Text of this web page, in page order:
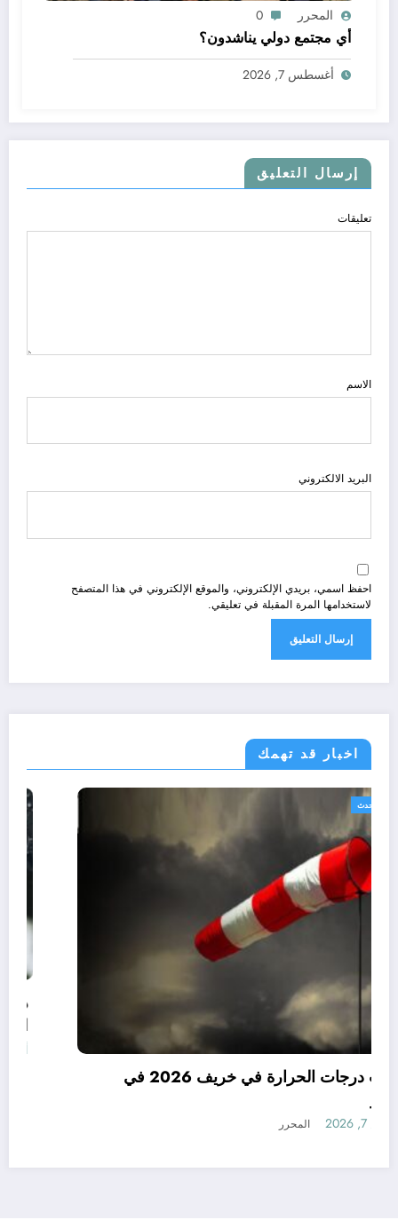
المحرر 0
أي مجتمع دولي يناشدون؟
أغسطس 7, 2026
إرسال التعليق
تعليقات
الاسم
البريد الالكتروني
احفظ اسمي، بريدي الإلكتروني، والموقع الإلكتروني في هذا المتصفح
لاستخدامها المرة المقبلة في تعليقي.
اخبار قد تهمك
أغسطس 7, 2026